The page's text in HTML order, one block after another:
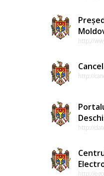
http://
http://
http://
http://